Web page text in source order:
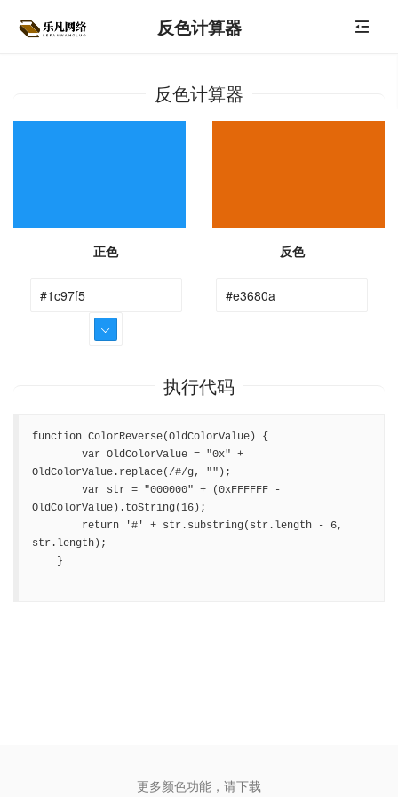
反色计算器
反色计算器
正色 反色
执行代码
function ColorReverse(OldColorValue) {
OldColorValue.replace(/#/g, "");
OldColorValue).toString(16);
str.length);
更多颜色功能，请下载